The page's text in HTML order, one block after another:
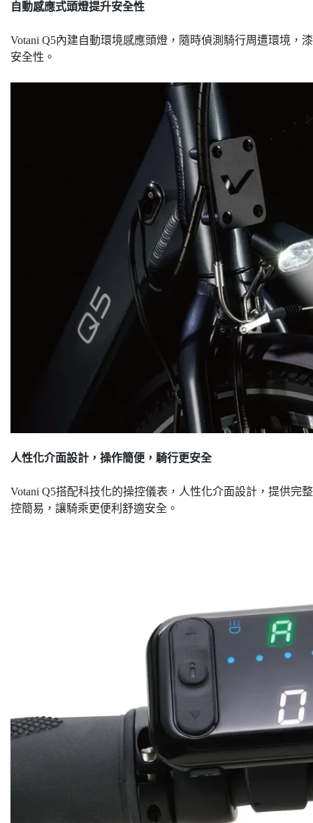
自動感應式頭燈提升安全性
Votani Q5內建自動環境感應頭燈，隨時偵測騎行周遭環境，
安全性。
人性化介面設計，操作簡便，騎行更安全
Votani Q5搭配科技化的操控儀表，人性化介面設計，提供完
控簡易，讓騎乘更便利舒適安全。